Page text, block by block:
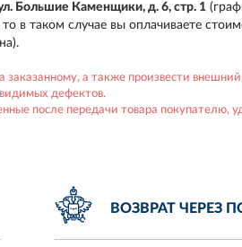
Большие Каменщики, д. 6, стр. 1
в таком случае вы оплачиваете
а также произвести
дефектов.
после передачи товара покупателю,
ВОЗВРАТ ЧЕРЕЗ